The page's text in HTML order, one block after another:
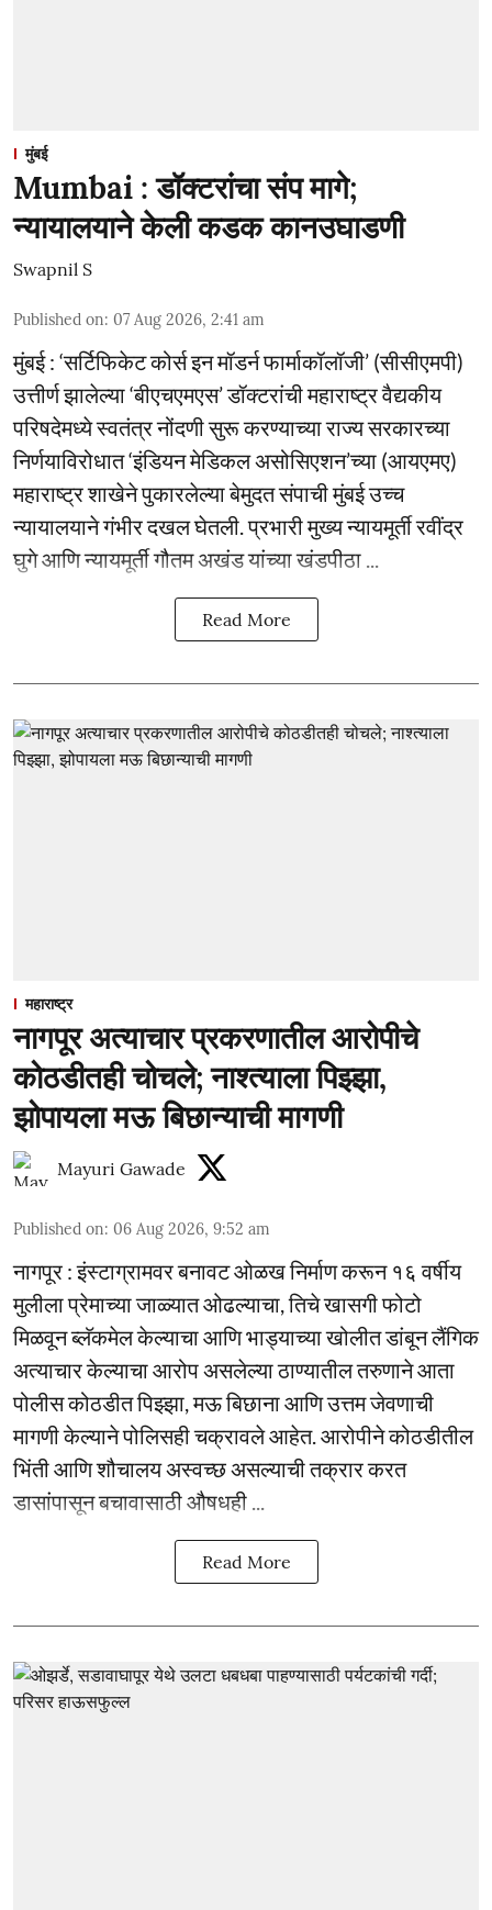
मुंबई
Mumbai : डॉक्टरांचा संप मागे;
न्यायालयाने केली कडक कानउघाडणी
Swapnil S
Published on: 07 Aug 2026, 2:41 am
मुंबई : ‘सर्टिफिकेट कोर्स इन मॉडर्न फार्माकॉलॉजी’ (सीसीएमपी)
उत्तीर्ण झालेल्या ‘बीएचएमएस’ डॉक्टरांची महाराष्ट्र वैद्यकीय
परिषदेमध्ये स्वतंत्र नोंदणी सुरू करण्याच्या राज्य सरकारच्या
निर्णयाविरोधात ‘इंडियन मेडिकल असोसिएशन’च्या (आयएमए)
महाराष्ट्र शाखेने पुकारलेल्या बेमुदत संपाची मुंबई उच्च
न्यायालयाने गंभीर दखल घेतली. प्रभारी मुख्य न्यायमूर्ती रवींद्र
घुगे आणि न्यायमूर्ती गौतम अखंड यांच्या खंडपीठा ...
Read More
महाराष्ट्र
नागपूर अत्याचार प्रकरणातील आरोपीचे
कोठडीतही चोचले; नाश्त्याला पिझ्झा,
झोपायला मऊ बिछान्याची मागणी
Mayuri Gawade
Published on: 06 Aug 2026, 9:52 am
नागपूर : इंस्टाग्रामवर बनावट ओळख निर्माण करून १६ वर्षीय
मुलीला प्रेमाच्या जाळ्यात ओढल्याचा, तिचे खासगी फोटो
मिळवून ब्लॅकमेल केल्याचा आणि भाड्याच्या खोलीत डांबून लैंगिक
अत्याचार केल्याचा आरोप असलेल्या ठाण्यातील तरुणाने आता
पोलीस कोठडीत पिझ्झा, मऊ बिछाना आणि उत्तम जेवणाची
मागणी केल्याने पोलिसही चक्रावले आहेत. आरोपीने कोठडीतील
भिंती आणि शौचालय अस्वच्छ असल्याची तक्रार करत
डासांपासून बचावासाठी औषधही ...
Read More